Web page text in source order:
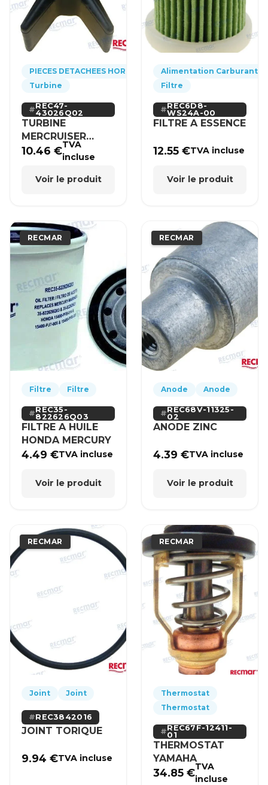
PIECES DETACHEES HORS-BORD
Turbine
REC47-
43026Q02
TURBINE
MERCRUISER
MERCURY BRP
10.46€TVA
incluse
Voir le produit
Alimentation Carburant
Filtre
REC6D8-
WS24A-00
FILTRE A ESSENCE
12.55€TVA incluse
Voir le produit
RECMAR
Filtre Filtre
REC35-
822626Q03
FILTRE A HUILE
HONDA MERCURY
4.49€TVA incluse
Voir le produit
RECMAR
Anode Anode
REC68V-11325-
02
ANODE ZINC
4.39€TVA incluse
Voir le produit
RECMAR
Joint Joint
REC3842016
JOINT TORIQUE
9.94€TVA incluse
RECMAR
Thermostat
Thermostat
REC67F-12411-
01
THERMOSTAT
YAMAHA
34.85€TVA
incluse